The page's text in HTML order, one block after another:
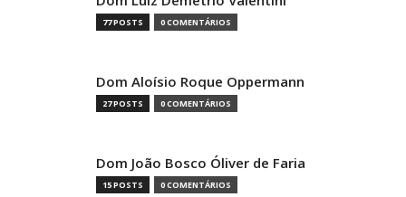
77 POSTS 0 COMENTÁRIOS
Dom Aloísio Roque Oppermann
27 POSTS 0 COMENTÁRIOS
Dom João Bosco Óliver de Faria
15 POSTS 0 COMENTÁRIOS